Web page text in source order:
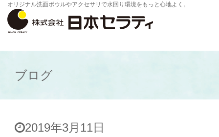
オリジナル洗面ボウルやアクセサリで水回り環境をもっと心地よく。
ブログ
2019年3月11日